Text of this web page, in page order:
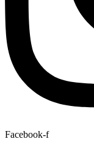
Facebook-f